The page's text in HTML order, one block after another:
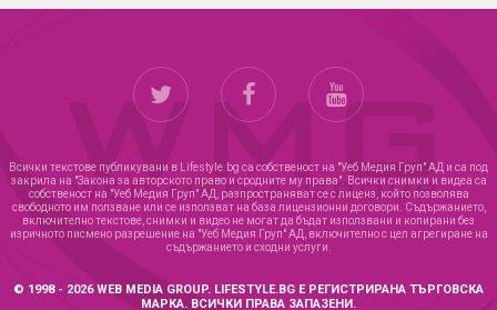
Всички текстове публикувани в Lifestyle.bg са собственост на "Уеб Медия Груп" АД и са под
закрила на "Закона за авторското право и сродните му права". Всички снимки и видеа са
собственост на "Уеб Медия Груп" АД, разпространяват се с лиценз, който позволява
свободното им ползване или се използват на база лицензионни договори. Съдържанието,
включително текстове, снимки и видео не могат да бъдат използвани и копирани без
изричното писмено разрешение на "Уеб Медия Груп" АД, включително с цел агрегиране на
съдържанието и сходни услуги.
© 1998 - 2026 WEB MEDIA GROUP. LIFESTYLE.BG Е РЕГИСТРИРАНА ТЪРГОВСКА
МАРКА. ВСИЧКИ ПРАВА ЗАПАЗЕНИ.